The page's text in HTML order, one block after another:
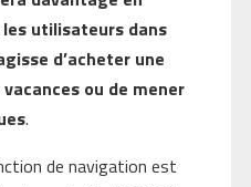
les utilisateurs dans
d’acheter une
ou de mener
.
de navigation est